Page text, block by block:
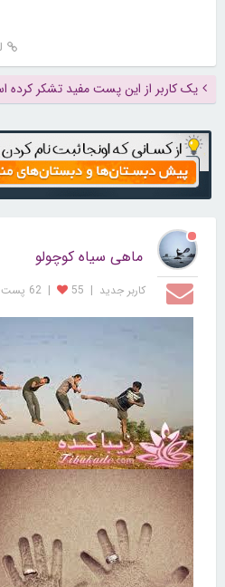
یک کاربر از این پست مفید تشکر
ماهی سیاه کوچولو
کاربر جديد |
55
| 62 پست